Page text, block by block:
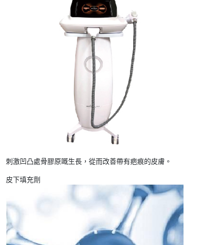
刺激凹凸處骨膠原嘅生長，從而改善帶有疤痕的皮膚。
皮下填充劑